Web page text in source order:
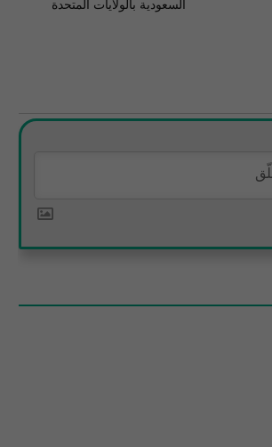
السعودية بالولايات المتحدة